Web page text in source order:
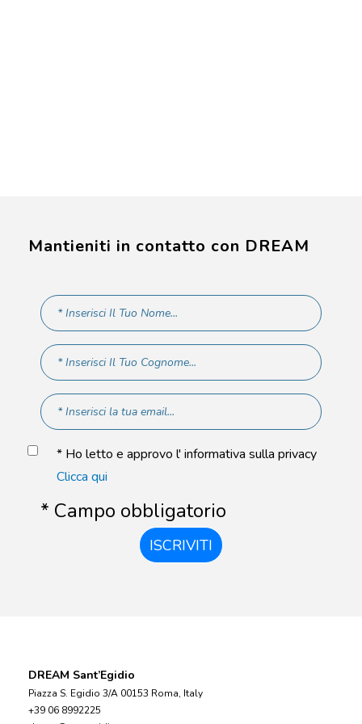
Mantieniti in contatto con DREAM
* Ho letto e approvo l' informativa sulla privacy
Clicca qui
* Campo obbligatorio
ISCRIVITI
DREAM Sant’Egidio
Piazza S. Egidio 3/A 00153 Roma, Italy
+39 06 8992225